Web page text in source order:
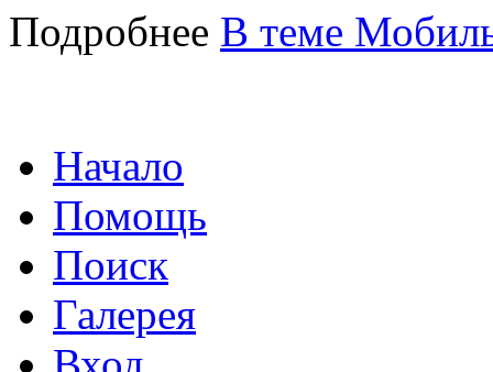
Подробнее В теме
Начало
Помощь
Поиск
Галерея